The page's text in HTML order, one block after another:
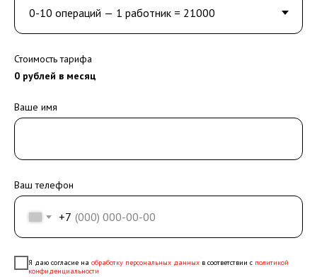
Стоимость тарифа
0 рублей в месяц
Ваше имя
Ваш телефон
+7
Я даю согласие на обработку персональных данных в соответствии с политикой
конфиденциальности